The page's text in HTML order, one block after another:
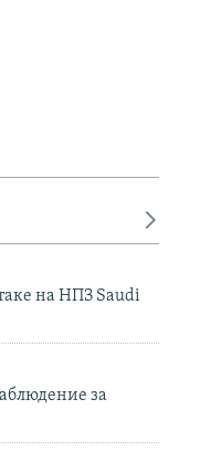
на НПЗ Saudi
за